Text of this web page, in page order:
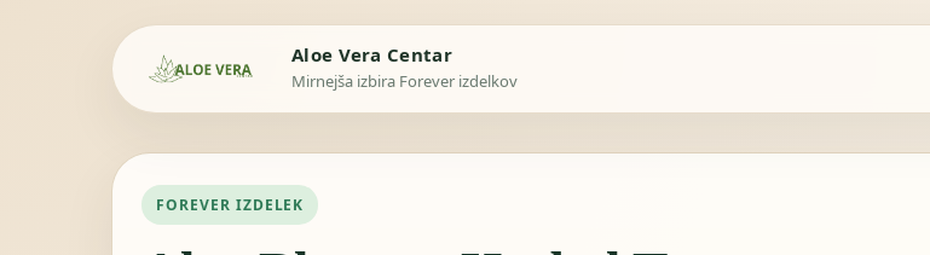
Aloe Vera Centar
Mirnejša izbira Forever izdelkov
FOREVER IZDELEK